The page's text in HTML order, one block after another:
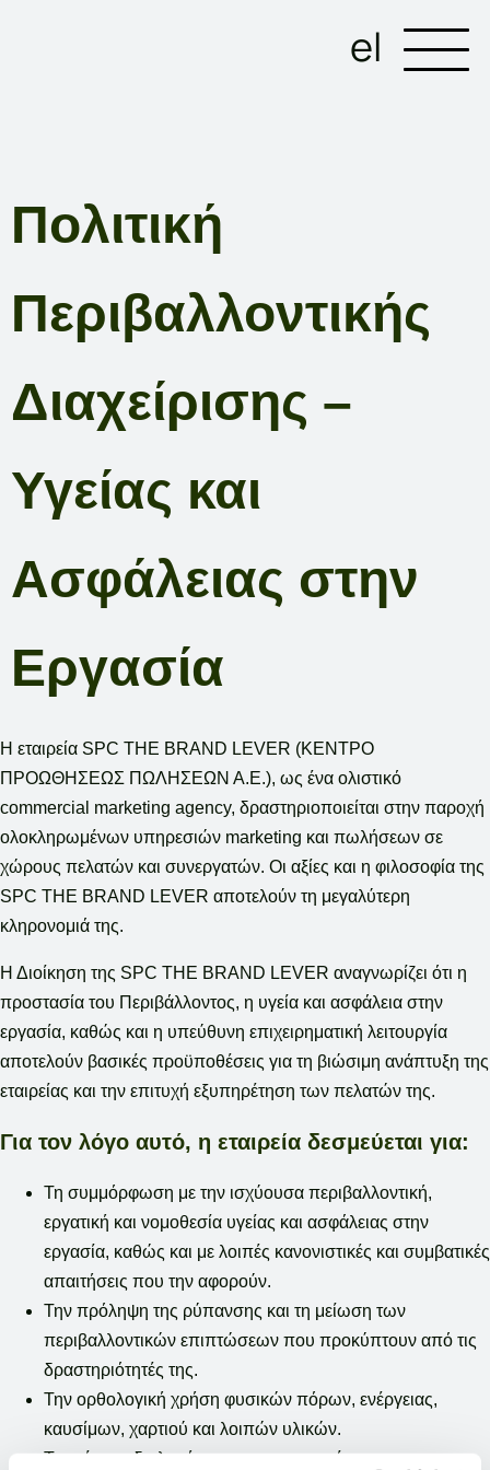
el
Πολιτική
Περιβαλλοντικής
Διαχείρισης –
Υγείας και
Ασφάλειας στην
Εργασία
Η εταιρεία SPC THE BRAND LEVER (ΚΕΝΤΡΟ
ΠΡΟΩΘΗΣΕΩΣ ΠΩΛΗΣΕΩΝ Α.Ε.), ως ένα ολιστικό
commercial marketing agency, δραστηριοποιείται στην παροχή
ολοκληρωμένων υπηρεσιών marketing και πωλήσεων σε
χώρους πελατών και συνεργατών. Οι αξίες και η φιλοσοφία της
SPC THE BRAND LEVER αποτελούν τη μεγαλύτερη
κληρονομιά της.
Η Διοίκηση της SPC THE BRAND LEVER αναγνωρίζει ότι η
προστασία του Περιβάλλοντος, η υγεία και ασφάλεια στην
εργασία, καθώς και η υπεύθυνη επιχειρηματική λειτουργία
αποτελούν βασικές προϋποθέσεις για τη βιώσιμη ανάπτυξη της
εταιρείας και την επιτυχή εξυπηρέτηση των πελατών της.
Για τον λόγο αυτό, η εταιρεία δεσμεύεται για:
Τη συμμόρφωση με την ισχύουσα περιβαλλοντική,
εργατική και νομοθεσία υγείας και ασφάλειας στην
εργασία, καθώς και με λοιπές κανονιστικές και συμβατικές
απαιτήσεις που την αφορούν.
Την πρόληψη της ρύπανσης και τη μείωση των
περιβαλλοντικών επιπτώσεων που προκύπτουν από τις
δραστηριότητές της.
Την ορθολογική χρήση φυσικών πόρων, ενέργειας,
καυσίμων, χαρτιού και λοιπών υλικών.
Τη μείωση, διαλογή, επαναχρησιμοποίηση και